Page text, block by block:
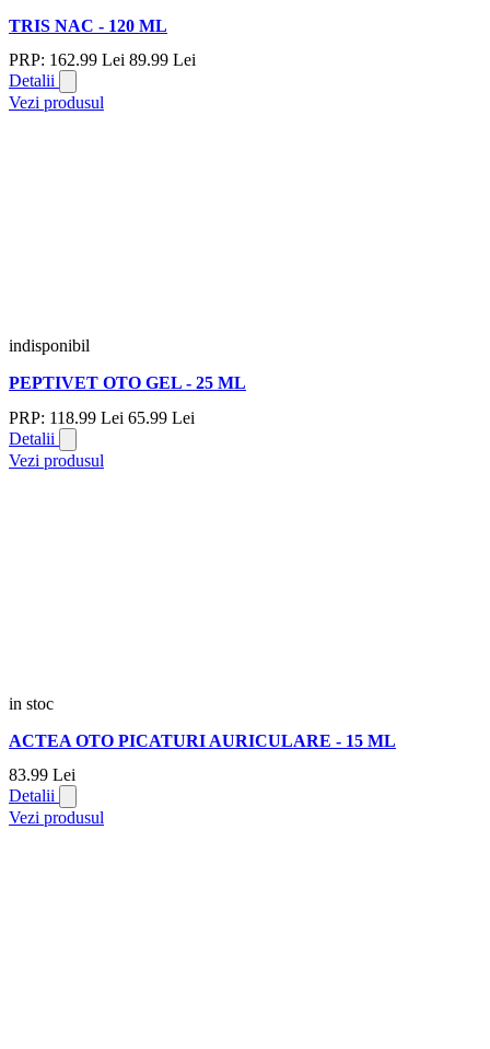
TRIS NAC - 120 ML
PRP: 162.99 Lei 89.99 Lei
Detalii
Vezi produsul
indisponibil
PEPTIVET OTO GEL - 25 ML
PRP: 118.99 Lei 65.99 Lei
Detalii
Vezi produsul
in stoc
ACTEA OTO PICATURI AURICULARE - 15 ML
83.99 Lei
Detalii
Vezi produsul